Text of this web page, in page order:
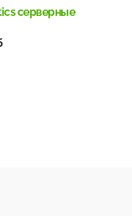
серверные